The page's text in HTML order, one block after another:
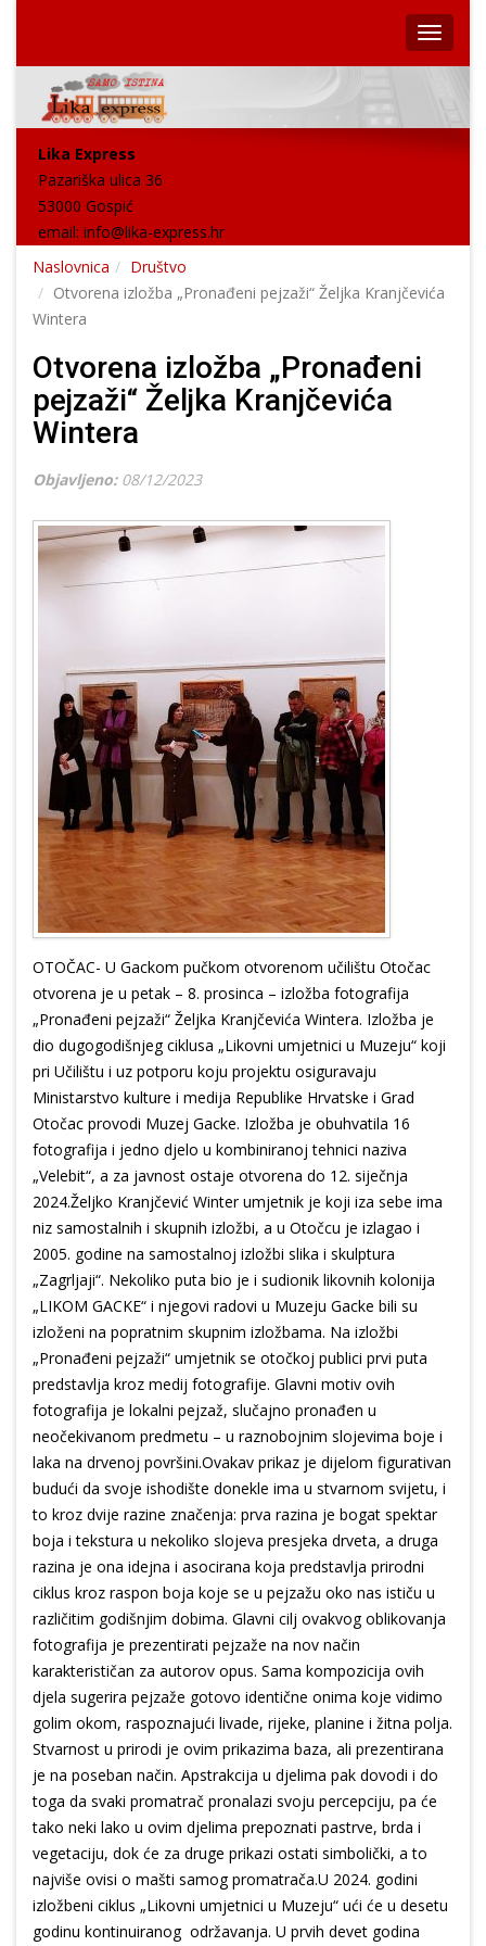
Lika Express
Pazariška ulica 36
53000 Gospić
email: info@lika-express.hr
Naslovnica
Društvo
Otvorena izložba „Pronađeni pejzaži“ Željka Kranjčevića
Wintera
Otvorena izložba „Pronađeni
pejzaži“ Željka Kranjčevića
Wintera
Objavljeno: 08/12/2023
OTOČAC- U Gackom pučkom otvorenom učilištu Otočac
otvorena je u petak – 8. prosinca – izložba fotografija
„Pronađeni pejzaži“ Željka Kranjčevića Wintera. Izložba je
dio dugogodišnjeg ciklusa „Likovni umjetnici u Muzeju“ koji
pri Učilištu i uz potporu koju projektu osiguravaju
Ministarstvo kulture i medija Republike Hrvatske i Grad
Otočac provodi Muzej Gacke. Izložba je obuhvatila 16
fotografija i jedno djelo u kombiniranoj tehnici naziva
„Velebit“, a za javnost ostaje otvorena do 12. siječnja
2024.Željko Kranjčević Winter umjetnik je koji iza sebe ima
niz samostalnih i skupnih izložbi, a u Otočcu je izlagao i
2005. godine na samostalnoj izložbi slika i skulptura
„Zagrljaji“. Nekoliko puta bio je i sudionik likovnih kolonija
„LIKOM GACKE“ i njegovi radovi u Muzeju Gacke bili su
izloženi na popratnim skupnim izložbama. Na izložbi
„Pronađeni pejzaži“ umjetnik se otočkoj publici prvi puta
predstavlja kroz medij fotografije. Glavni motiv ovih
fotografija je lokalni pejzaž, slučajno pronađen u
neočekivanom predmetu – u raznobojnim slojevima boje i
laka na drvenoj površini.Ovakav prikaz je dijelom figurativan
budući da svoje ishodište donekle ima u stvarnom svijetu, i
to kroz dvije razine značenja: prva razina je bogat spektar
boja i tekstura u nekoliko slojeva presjeka drveta, a druga
razina je ona idejna i asocirana koja predstavlja prirodni
ciklus kroz raspon boja koje se u pejzažu oko nas ističu u
različitim godišnjim dobima. Glavni cilj ovakvog oblikovanja
fotografija je prezentirati pejzaže na nov način
karakterističan za autorov opus. Sama kompozicija ovih
djela sugerira pejzaže gotovo identične onima koje vidimo
golim okom, raspoznajući livade, rijeke, planine i žitna polja.
Stvarnost u prirodi je ovim prikazima baza, ali prezentirana
je na poseban način. Apstrakcija u djelima pak dovodi i do
toga da svaki promatrač pronalazi svoju percepciju, pa će
tako neki lako u ovim djelima prepoznati pastrve, brda i
vegetaciju, dok će za druge prikazi ostati simbolički, a to
najviše ovisi o mašti samog promatrača.U 2024. godini
izložbeni ciklus „Likovni umjetnici u Muzeju“ ući će u desetu
godinu kontinuiranog održavanja. U prvih devet godina